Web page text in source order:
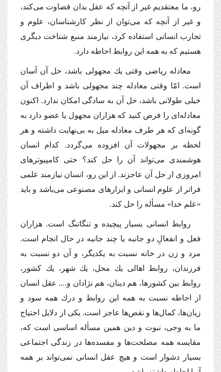
رو، ما معتقدیم غیر از آنچه كه عقل بدان قضاوت مى‌كند،
و غیر از آنچه كه مى‌توان از نظر كارشناسان، علوم و
تجارب انسانى استفاده كرد، نیازمند منبع شناخت دیگرى
هستیم كه به همه این روابط احاطه دارد.
معادله ریاضى وقتى یك مجهولى باشد، حل آن آسان
است. امّا وقتى معادله چند مجهولى باشد و اطراف آن
خیلى طولانى باشد، حل آن به سادگى امكان ندارد. اكنون
معادله‌اى را فرض كنید كه هزاران مجهول یا عضو دارد به
گونه‌اى كه هر طرف معادله میل به بى‌نهایت داشته و هر
لحظه بر مجهولات آن افزوده مى‌گردد. كدام انسان
هوشمندى مى‌تواند آن را حل كند؟ حتى كامپیوترهاى
امروزى از حل آن عاجزند. از این رو، انسان نیازمند علمى
فراتر از علوم انسانى و ابزارهاى مصنوعى مى‌باشد و باید
«علم خدا» مسأله را حل كند.
روابط انسانى بسیار پیچیده و تنگاتنگ است. هزاران
فعل و انفعالِ دو جانبه یا چند جانبه در حال انجام است.
مرد و زن در خانه نسبت به یكدیگر، و آن دو نسبت به
فرزندان، روابط اهالى یك محل، یك شهر، یك كشور،
روابط بین كشورها، هم دینان، هم نژادان و...‌. عقل انسان
از احاطه نسبت به همه این روابط و درك همه سود و
زیان‌ها، كمال‌ها و نقص‌ها عاجز است. یكى از دلایل احتیاج
ما به وحى، نبوت و دین همین مسأله اساسى است كه،
مقایسه همه مصلحت‌ها و مفسده‌ها در زندگى اجتماعى
بسیار دشوار است و هیچ عقل انسانى نمى‌تواند بر همه